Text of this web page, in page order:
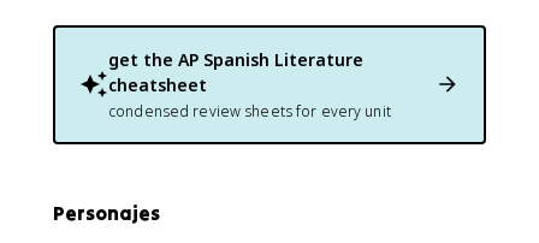
get the AP Spanish Literature
cheatsheet
condensed review sheets for every unit
Personajes